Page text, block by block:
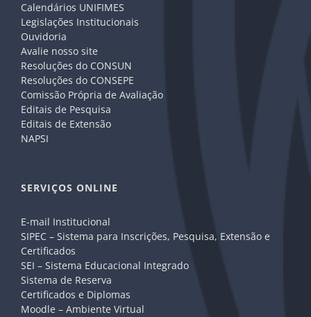
Calendários UNIFIMES
Legislações Institucionais
Ouvidoria
Avalie nosso site
Resoluções do CONSUN
Resoluções do CONSEPE
Comissão Própria de Avaliação
Editais de Pesquisa
Editais de Extensão
NAPSI
SERVIÇOS ONLINE
E-mail Institucional
SIPEC – Sistema para Inscrições, Pesquisa, Extensão e
Certificados
SEI – Sistema Educacional Integrado
Sistema de Reserva
Certificados e Diplomas
Moodle – Ambiente Virtual